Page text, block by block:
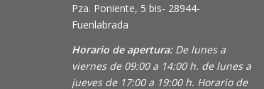
Pza. Poniente, 5 bis- 28944-
Fuenlabrada
Horario de apertura:De lunes a
viernes de 09:00 a 14:00 h. de lunes a
jueves de 17:00 a 19:00 h. Horario de